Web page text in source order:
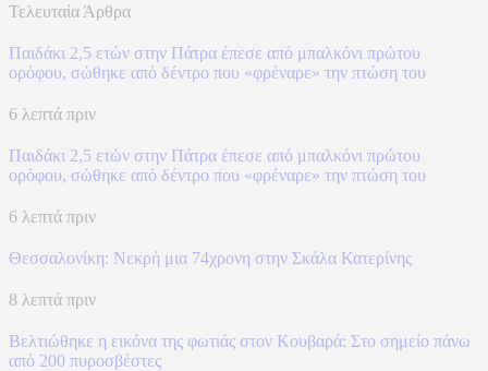
Τελευταία Άρθρα
Παιδάκι 2,5 ετών στην Πάτρα έπεσε από μπαλκόνι πρώτου
ορόφου, σώθηκε από δέντρο που «φρέναρε» την πτώση του
6 λεπτά πριν
Παιδάκι 2,5 ετών στην Πάτρα έπεσε από μπαλκόνι πρώτου
ορόφου, σώθηκε από δέντρο που «φρέναρε» την πτώση του
6 λεπτά πριν
Θεσσαλονίκη: Νεκρή μια 74χρονη στην Σκάλα Κατερίνης
8 λεπτά πριν
Βελτιώθηκε η εικόνα της φωτιάς στον Κουβαρά: Στο σημείο πάνω
από 200 πυροσβέστες